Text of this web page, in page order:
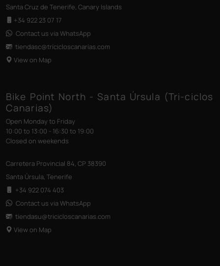
Santa Cruz de Tenerife, Canary Islands
+34 922 23 07 17
Contact us via WhatsApp
tiendasc@tricicloscanarias.com
View on Map
Bike Point North - Santa Úrsula (Tri-ciclos
Canarias)
Open Monday to Friday
10:00 to 13:00 - 16:30 to 19:00
Closed on weekends
Carretera Provincial 84, CP 38390
Santa Úrsula, Tenerife
+34 922 074 403
Contact us via WhatsApp
tiendasu@tricicloscanarias.com
View on Map